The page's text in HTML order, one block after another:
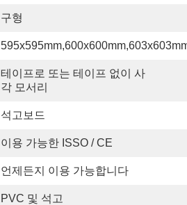
구형
테이프로 또는 테이프 없이 사
각 모서리
석고보드
이용 가능한 ISSO / CE
언제든지 이용 가능합니다
PVC 및 석고